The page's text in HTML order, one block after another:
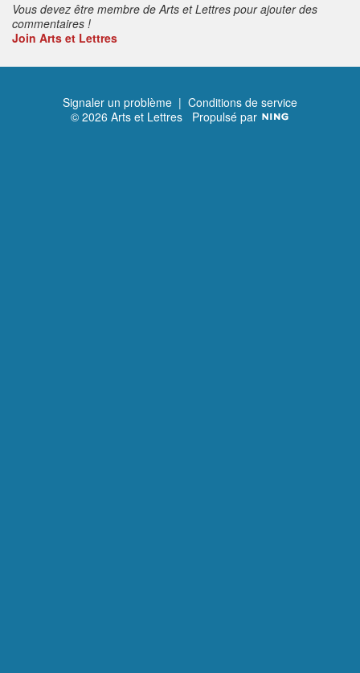
Vous devez être membre de Arts et Lettres pour ajouter des
commentaires !
Join Arts et Lettres
Signaler un problème | Conditions de service
© 2026 Arts et Lettres Propulsé par